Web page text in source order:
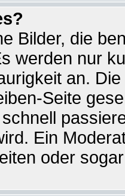
Bilder, die
werden nur
an.
Seite
Ein
oder